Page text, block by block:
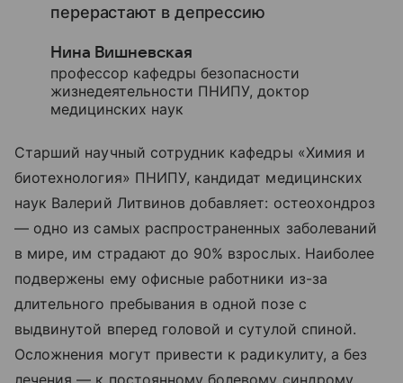
перерастают в депрессию
Нина Вишневская
профессор кафедры безопасности
жизнедеятельности ПНИПУ, доктор
медицинских наук
Старший научный сотрудник кафедры «Химия и
биотехнология» ПНИПУ, кандидат медицинских
наук Валерий Литвинов добавляет: остеохондроз
— одно из самых распространенных заболеваний
в мире, им страдают до 90% взрослых. Наиболее
подвержены ему офисные работники из-за
длительного пребывания в одной позе с
выдвинутой вперед головой и сутулой спиной.
Осложнения могут привести к радикулиту, а без